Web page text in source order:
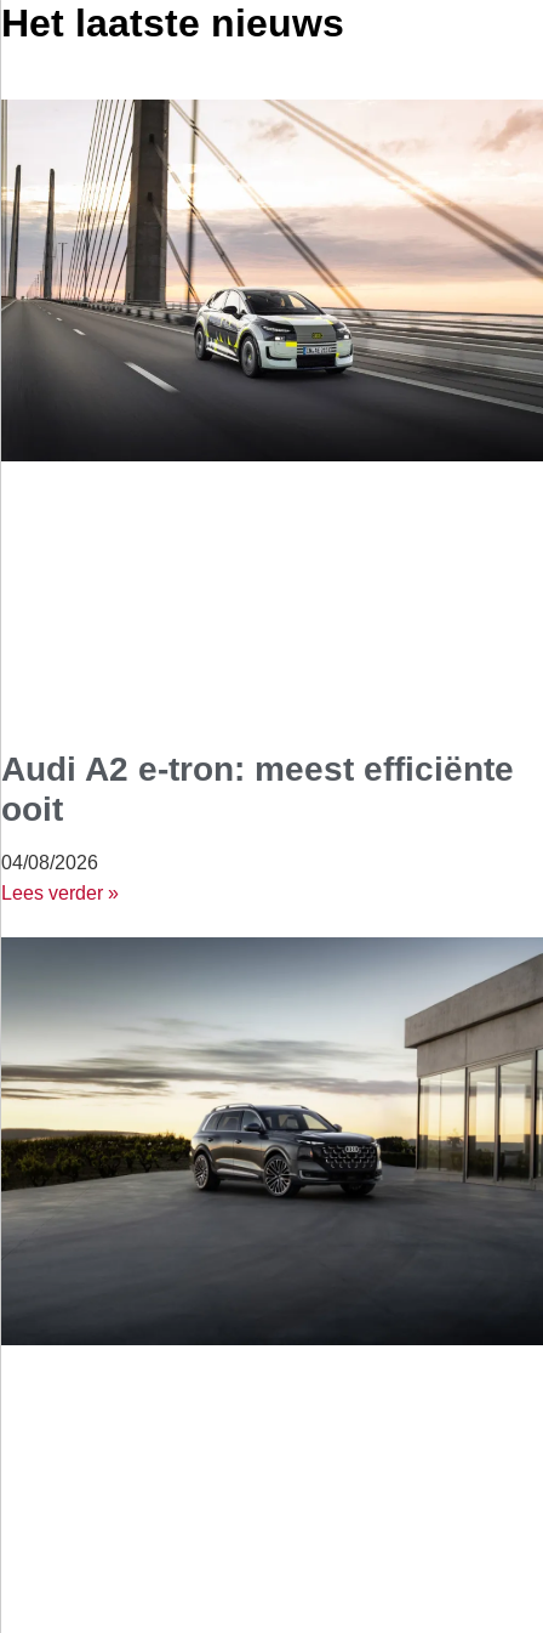
Het laatste nieuws
Audi A2 e-tron: meest efficiënte
ooit
04/08/2026
Lees verder »